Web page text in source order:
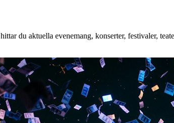
du aktuella evenemang, konserter, festivaler,